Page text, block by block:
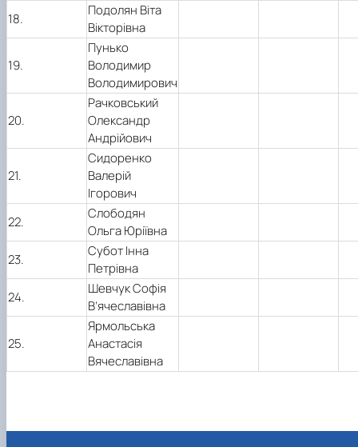
18.
Подолян Віта
Вікторівна
19.
Пунько
Володимир
Володимирович
20.
Рачковський
Олександр
Андрійович
21.
Сидоренко
Валерій
Ігорович
22.
Слободян
Ольга Юріївна
23.
Субот Інна
Петрівна
24.
Шевчук Софія
В’ячеславівна
25.
Ярмольська
Анастасія
Вячеславівна